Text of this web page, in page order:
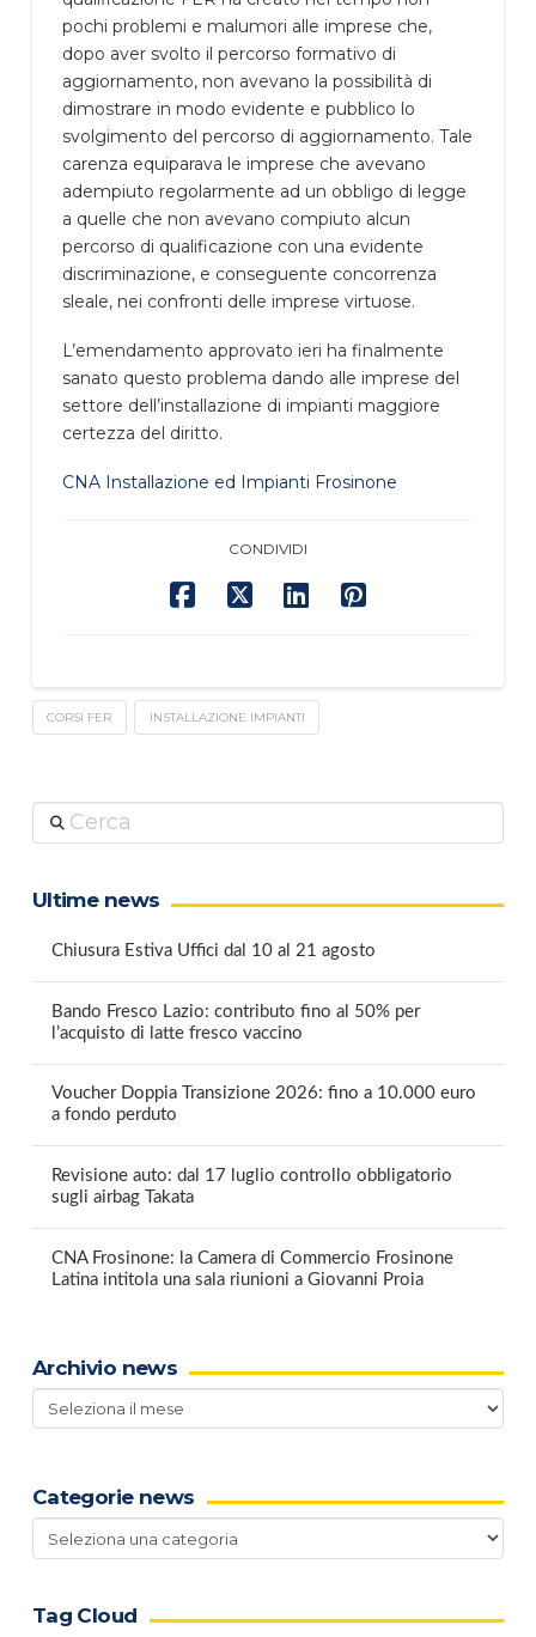
pochi problemi e malumori alle imprese che,
dopo aver svolto il percorso formativo di
aggiornamento, non avevano la possibilità di
dimostrare in modo evidente e pubblico lo
svolgimento del percorso di aggiornamento. Tale
carenza equiparava le imprese che avevano
adempiuto regolarmente ad un obbligo di legge
a quelle che non avevano compiuto alcun
percorso di qualificazione con una evidente
discriminazione, e conseguente concorrenza
sleale, nei confronti delle imprese virtuose.
L’emendamento approvato ieri ha finalmente
sanato questo problema dando alle imprese del
settore dell’installazione di impianti maggiore
certezza del diritto.
CNA Installazione ed Impianti Frosinone
CONDIVIDI
CORSI FER INSTALLAZIONE IMPIANTI
Cerca
Ultime news
Chiusura Estiva Uffici dal 10 al 21 agosto
Bando Fresco Lazio: contributo fino al 50% per
l’acquisto di latte fresco vaccino
Voucher Doppia Transizione 2026: fino a 10.000 euro
a fondo perduto
Revisione auto: dal 17 luglio controllo obbligatorio
sugli airbag Takata
CNA Frosinone: la Camera di Commercio Frosinone
Latina intitola una sala riunioni a Giovanni Proia
Archivio news
Archivio
news
Categorie news
Categorie
news
Tag Cloud